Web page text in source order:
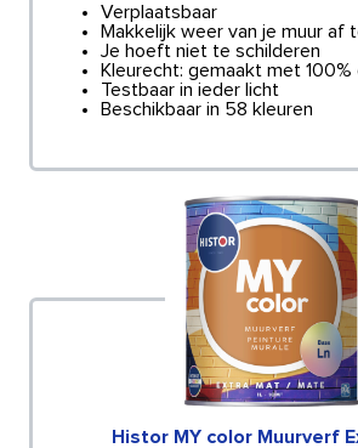
Verplaatsbaar
Makkelijk weer van je muur af
Je hoeft niet te schilderen
Kleurecht: gemaakt met
Testbaar in ieder licht
Beschikbaar in 58 kleuren
Histor MY color Muurverf